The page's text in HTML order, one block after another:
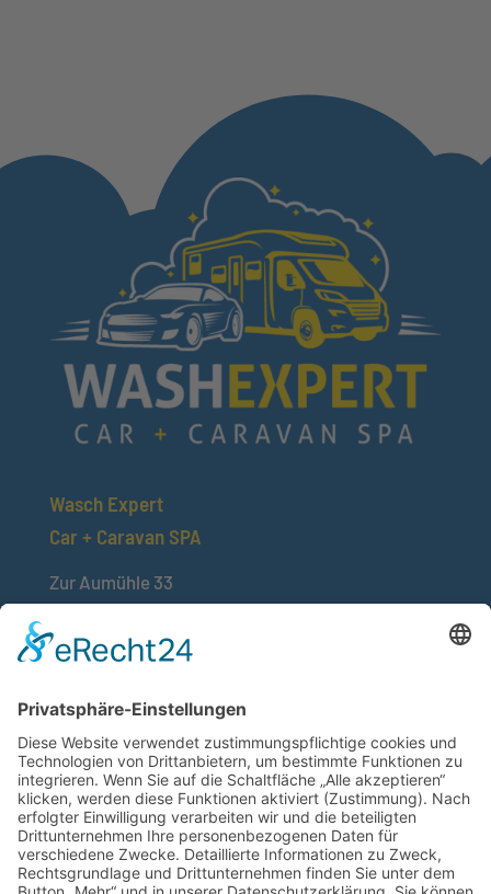
Wasch Expert
Car + Caravan SPA
Zur Aumühle 33
nachricht@wash-expert.de
Öffnungzeiten
Mo. – Sa. 7.00 – 1.00 Uhr
Folge uns demnächst!